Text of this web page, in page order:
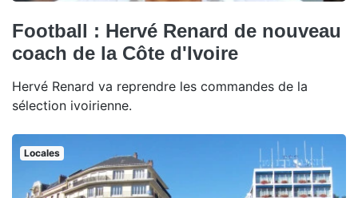
Football : Hervé Renard de nouveau
coach de la Côte d'Ivoire
Hervé Renard va reprendre les commandes de la
sélection ivoirienne.
Locales